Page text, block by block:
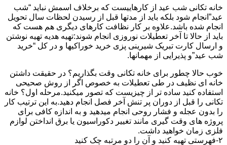
خانه تکانی شب عید از کارهاییست که برخلاف اسمش نباید “شب
عید”انجام شود بلکه باید از مدتها قبل از رسیدن لحظات سال تحویل
انجام شده باشد.علاوه بر کار نظافت کارهای دیگری هم هست که
باید از حالا تا آخر تعطیلات نوروزی انجام شوند:تهیه هدیه تهیه نوشتن
و ارسال کارت تبریک شیرینی پزی خرید خوراکیها و در کل “خرید
شب عید”و پذیرایی از مهمانها.
خوب حالا چطور برای خانه تکانی وقت بگذاریم؟ در حقیقت داشتن
خانه ای نظیف در طی تعطیلات به خصوص اگر از روش صحیحی
استفاده کنید ساده تر از چیزیست که تصور میکنید.مرحله اول؟ خانه
تکانی را قبل از دوران پر تنش آخر فصل انجام دهید.به این ترتیب کار
را بدون عجله و فشار روحی انجام میدهید و به اندازه کافی برای
پروژه های وقت گیری مانند تغییر دکوراسیون یا برق انداختن لوازم
فلزی زمان خواهید داشت.
۲-فهرستی تهیه کنید و آن را دو مرتبه چک کنید